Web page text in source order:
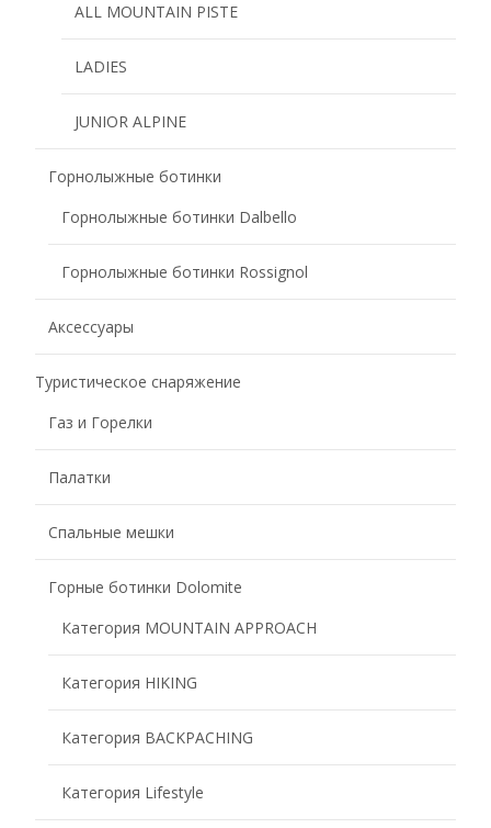
ALL MOUNTAIN PISTE
LADIES
JUNIOR ALPINE
Горнолыжные ботинки
Горнолыжные ботинки Dalbello
Горнолыжные ботинки Rossignol
Аксессуары
Туристическое снаряжение
Газ и Горелки
Палатки
Спальные мешки
Горные ботинки Dolomite
Категория MOUNTAIN APPROACH
Категория HIKING
Категория BACKPACHING
Категория Lifestyle